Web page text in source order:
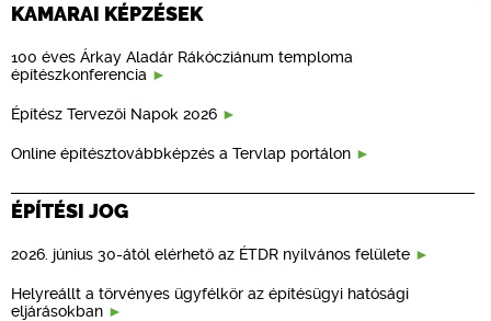
KAMARAI KÉPZÉSEK
100 éves Árkay Aladár Rákócziánum temploma
építészkonferencia
Építész Tervezői Napok 2026
Online építésztovábbképzés a Tervlap portálon
ÉPÍTÉSI JOG
2026. június 30-ától elérhető az ÉTDR nyilvános felülete
Helyreállt a törvényes ügyfélkör az építésügyi hatósági
eljárásokban